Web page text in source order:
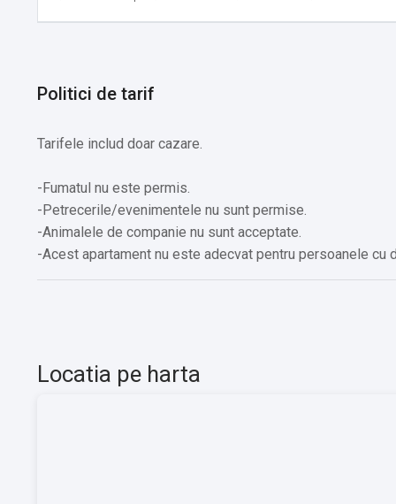
✔️ Prosoape
✔️ Terasă
✔️ Vedere
✔️ Factură disponibilă la cerere
Politici de tarif
Tarifele includ doar cazare.
-Fumatul nu este permis.
-Petrecerile/evenimentele nu sunt permise.
-Animalele de companie nu sunt acceptate.
-Acest apartament nu este adecvat pentru persoanele
Locatia pe harta